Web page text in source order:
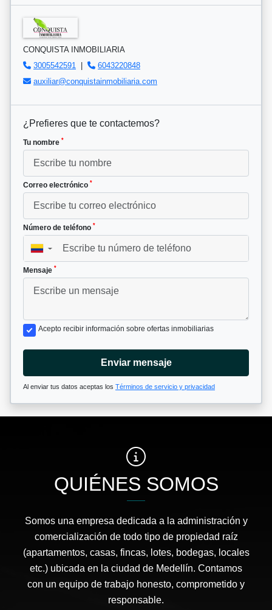
CONQUISTA INMOBILIARIA
3005542591
|
6043220848
auxiliar@conquistainmobiliaria.com
¿Prefieres que te contactemos?
Tu nombre *
Correo electrónico *
Número de teléfono *
▼
Mensaje *
Acepto recibir información sobre ofertas inmobiliarias
Enviar mensaje
Al enviar tus datos aceptas los Términos de servicio y privacidad
QUIÉNES SOMOS
Somos una empresa dedicada a la administración y
comercialización de todo tipo de propiedad raíz
(apartamentos, casas, fincas, lotes, bodegas, locales
etc.) ubicada en la ciudad de Medellín. Contamos
con un equipo de trabajo honesto, comprometido y
responsable.